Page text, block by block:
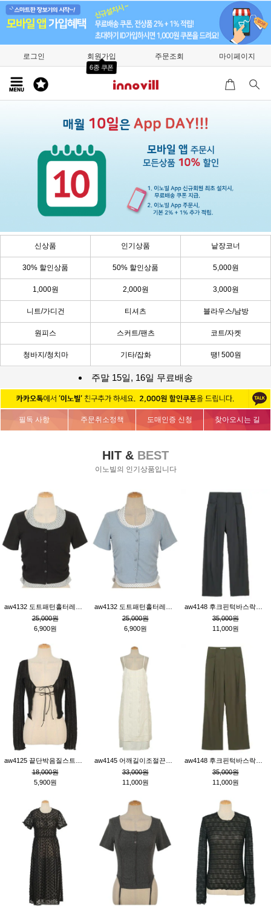
로그인 회원가입
6종 쿠폰
주문조회 마이페이지
신상품 인기상품 낱장코너
30% 할인상품 50% 할인상품 5,000원
1,000원 2,000원 3,000원
니트/가디건 티셔츠 블라우스/남방
원피스 스커트/팬츠 코트/자켓
청바지/청치마 기타/잡화 땡! 500원
주말 15일, 16일 무료배송
필독 사항 주문취소정책 도매인증 신청 찾아오시는 길
HIT & BEST
이노빌의 인기상품입니다
25,000원
6,900원
25,000원
6,900원
35,000원
11,000원
18,000원
5,900원
33,000원
11,000원
35,000원
11,000원